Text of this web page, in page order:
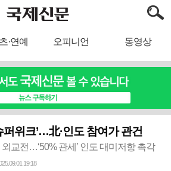
·연예 오피니언 동영상
퍼위크’…北·인도 참여가 관건
교전…‘50% 관세’ 인도 대미저항 촉각
19:18